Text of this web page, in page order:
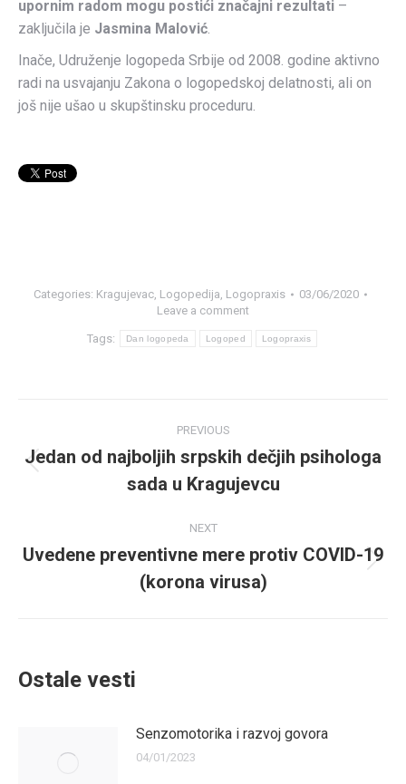
upornim radom mogu postići značajni rezultati –
zaključila je Jasmina Malović.
Inače, Udruženje logopeda Srbije od 2008. godine aktivno
radi na usvajanju Zakona o logopedskoj delatnosti, ali on
još nije ušao u skupštinsku proceduru.
Categories: Kragujevac, Logopedija, Logopraxis
03/06/2020
Leave a comment
Tags: Dan logopeda Logoped Logopraxis
navigation
PREVIOUS
post:
Jedan od najboljih srpskih dečjih psihologa
sada u Kragujevcu
NEXT
post:
Uvedene preventivne mere protiv COVID-19
(korona virusa)
Ostale vesti
Senzomotorika i razvoj govora
04/01/2023